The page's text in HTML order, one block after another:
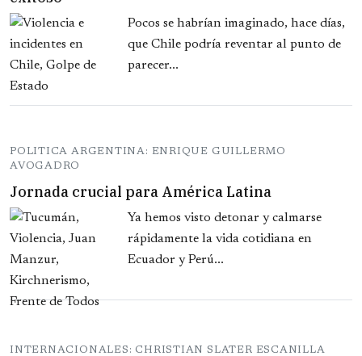
Pocos se habrían imaginado, hace días,
que Chile podría reventar al punto de
parecer...
POLITICA ARGENTINA: ENRIQUE GUILLERMO
AVOGADRO
Jornada crucial para América Latina
Ya hemos visto detonar y calmarse
rápidamente la vida cotidiana en
Ecuador y Perú...
INTERNACIONALES: CHRISTIAN SLATER ESCANILLA